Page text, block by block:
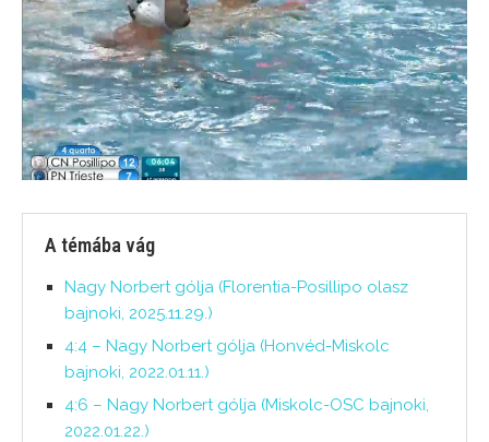
A témába vág
Nagy Norbert gólja (Florentia-Posillipo olasz
bajnoki, 2025.11.29.)
4:4 – Nagy Norbert gólja (Honvéd-Miskolc
bajnoki, 2022.01.11.)
4:6 – Nagy Norbert gólja (Miskolc-OSC bajnoki,
2022.01.22.)